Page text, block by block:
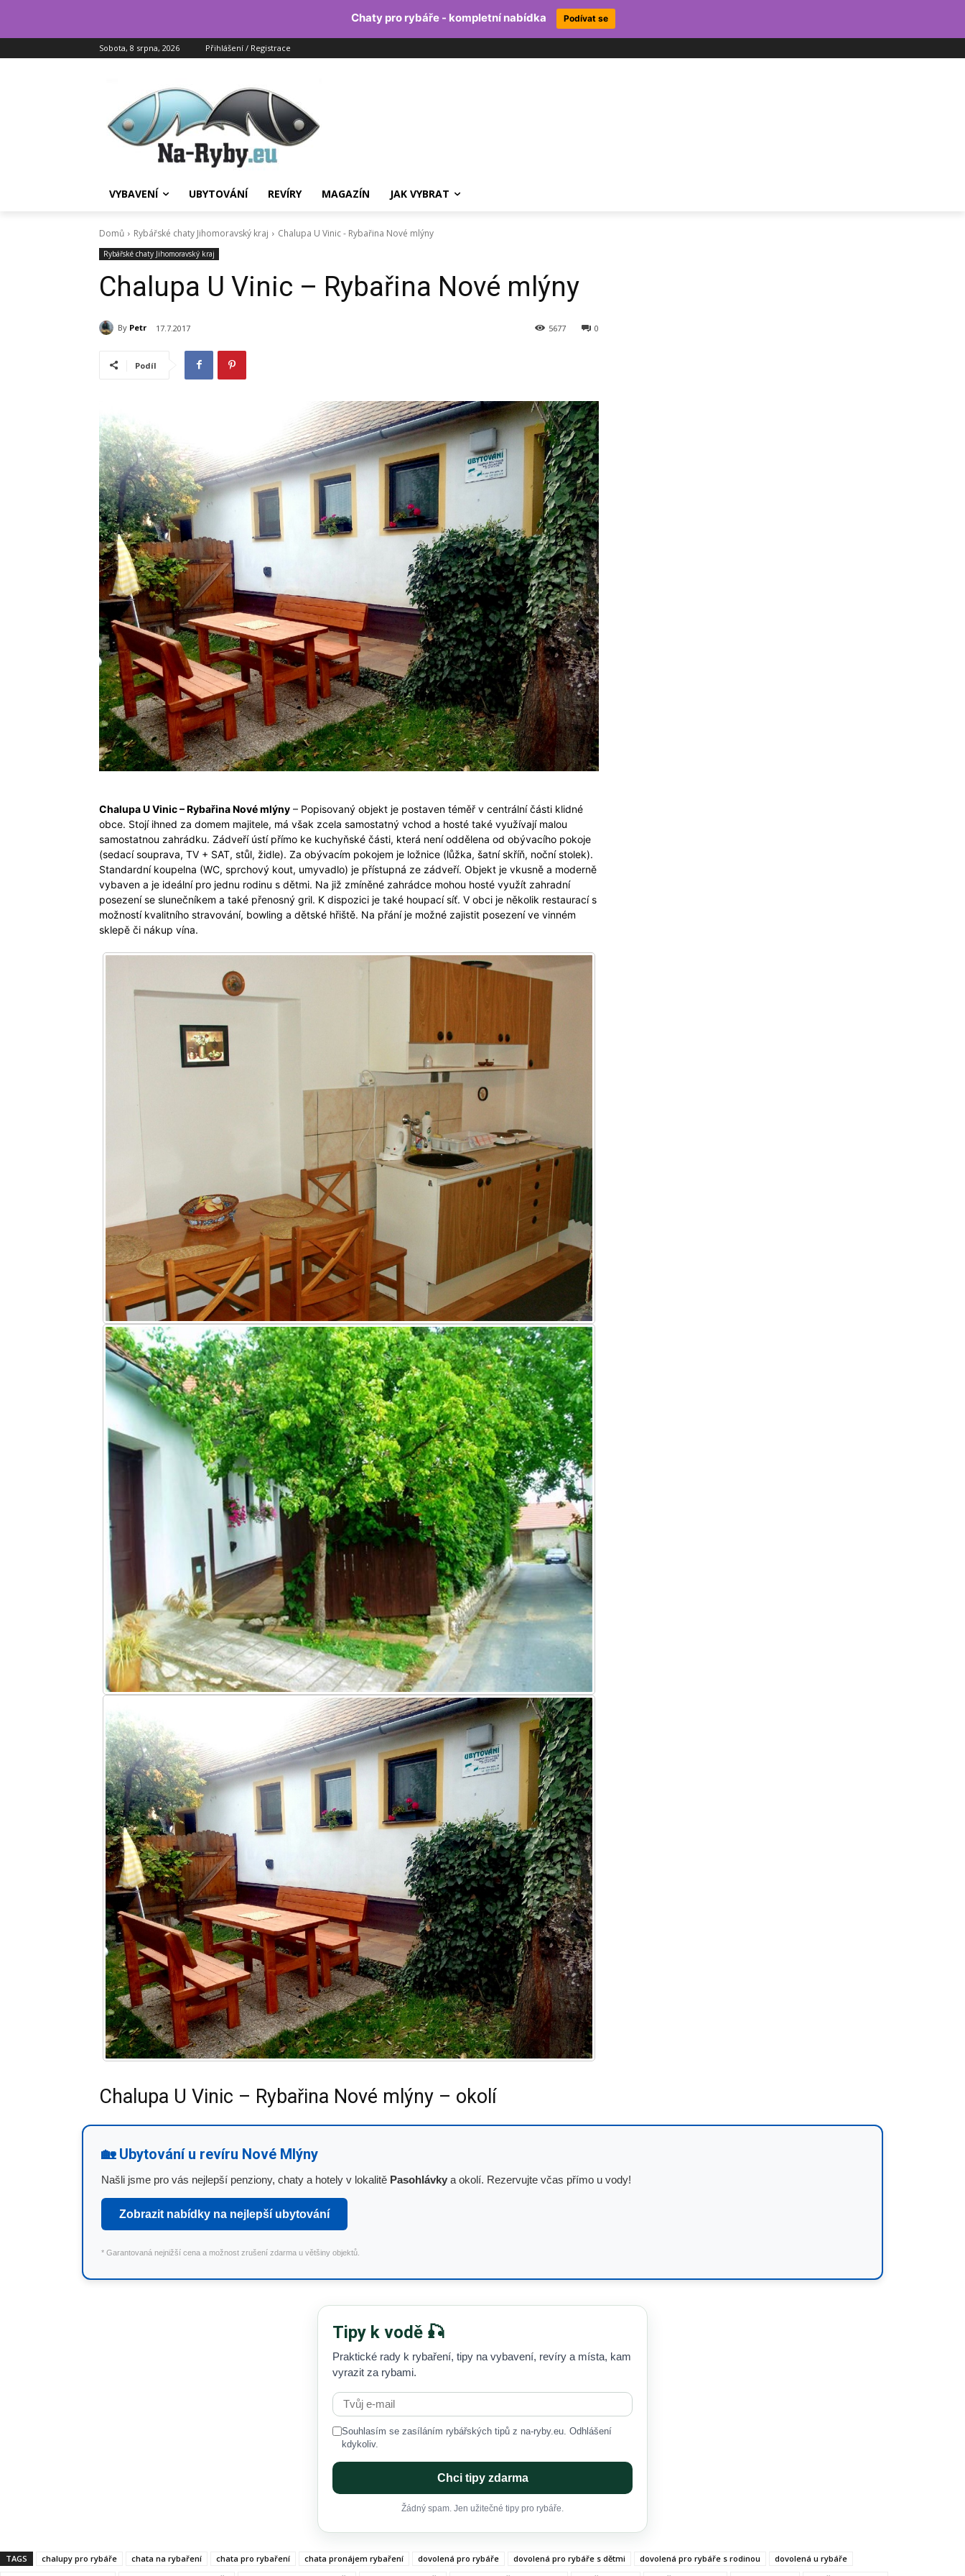
Sobota, 8 srpna, 2026 Přihlášení / Registrace
VYBAVENÍ UBYTOVÁNÍ REVÍRY MAGAZÍN JAK VYBRAT
Domů Rybářské chaty Jihomoravský kraj Chalupa U Vinic - Rybařina Nové mlýny
Rybářské chaty Jihomoravský kraj
Chalupa U Vinic – Rybařina Nové mlýny
By Petr 17.7.2017 0
5677
Podíl
Chalupa U Vinic – Rybařina Nové mlýny – Popisovaný objekt je postaven téměř v centrální části klidné
obce. Stojí ihned za domem majitele, má však zcela samostatný vchod a hosté také využívají malou
samostatnou zahrádku. Zádveří ústí přímo ke kuchyňské části, která není oddělena od obývacího pokoje
(sedací souprava, TV + SAT, stůl, židle). Za obývacím pokojem je ložnice (lůžka, šatní skříň, noční stolek).
Standardní koupelna (WC, sprchový kout, umyvadlo) je přístupná ze zádveří. Objekt je vkusně a moderně
vybaven a je ideální pro jednu rodinu s dětmi. Na již zmíněné zahrádce mohou hosté využít zahradní
posezení se slunečníkem a také přenosný gril. K dispozici je také houpací síť. V obci je několik restaurací s
možností kvalitního stravování, bowling a dětské hřiště. Na přání je možné zajistit posezení ve vinném
sklepě či nákup vína.
Chalupa U Vinic – Rybařina Nové mlýny – okolí
🏡 Ubytování u revíru Nové Mlýny
Našli jsme pro vás nejlepší penziony, chaty a hotely v lokalitě Pasohlávky a okolí. Rezervujte včas přímo u vody!
Zobrazit nabídky na nejlepší ubytování
* Garantovaná nejnižší cena a možnost zrušení zdarma u většiny objektů.
Tipy k vodě 🎣
Praktické rady k rybaření, tipy na vybavení, revíry a místa, kam
vyrazit za rybami.
Souhlasím se zasíláním rybářských tipů z na-ryby.eu. Odhlášení
kdykoliv.
Chci tipy zdarma
Žádný spam. Jen užitečné tipy pro rybáře.
TAGS chalupy pro rybáře chata na rybaření chata pro rybaření chata pronájem rybaření dovolená pro rybáře dovolená pro rybáře s dětmi dovolená pro rybáře s rodinou
dovolená u rybáře
Chaty pro rybáře - kompletní nabídka Podívat se